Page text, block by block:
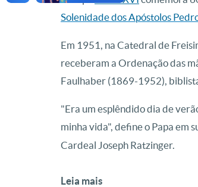
Solenidade dos Apóstolos
Em 1951, na Catedral de
receberam a Ordenação das
Faulhaber (1869-1952),
"Era um esplêndido dia de
minha vida", define o Papa em
Cardeal Joseph Ratzinger.
Leia mais